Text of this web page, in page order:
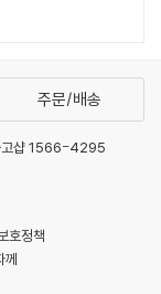
주문/배송
고샵 1566-4295
호정책
께